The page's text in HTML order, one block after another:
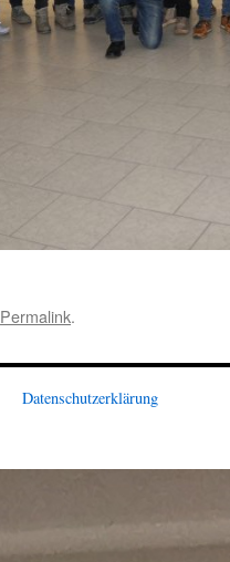
Permalink.
Datenschutzerklärung